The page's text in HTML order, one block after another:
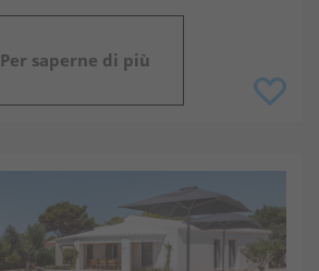
Per saperne di più